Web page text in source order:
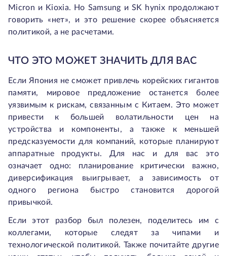
Micron и Kioxia. Но Samsung и SK hynix продолжают
говорить «нет», и это решение скорее объясняется
политикой, а не расчетами.
ЧТО ЭТО МОЖЕТ ЗНАЧИТЬ ДЛЯ ВАС
Если Япония не сможет привлечь корейских гигантов
памяти, мировое предложение останется более
уязвимым к рискам, связанным с Китаем. Это может
привести к большей волатильности цен на
устройства и компоненты, а также к меньшей
предсказуемости для компаний, которые планируют
аппаратные продукты. Для нас и для вас это
означает одно: планирование критически важно,
диверсификация выигрывает, а зависимость от
одного региона быстро становится дорогой
привычкой.
Если этот разбор был полезен, поделитесь им с
коллегами, которые следят за чипами и
технологической политикой. Также почитайте другие